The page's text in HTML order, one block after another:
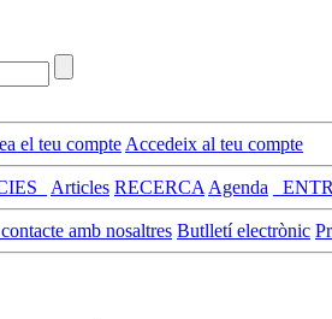
el teu compte Accedeix al teu compte
Articles RECERCA Agenda
amb nosaltres Butlletí electrònic